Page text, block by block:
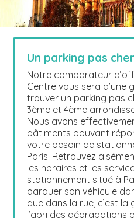
Un parking pas
Notre comparateur
Centre vous sera d’une
trouver un parking pas
3ème et 4ème
Nous avons
bâtiments pouvant
votre besoin de
Paris. Retrouvez
les horaires et les
stationnement situé à
parquer son véhicule
que dans la rue, c’est
l’abri des dégradations